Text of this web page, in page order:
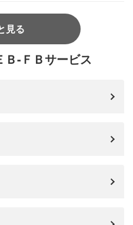
見る
-ＦＢサービス